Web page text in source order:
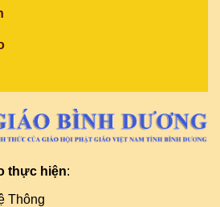
thực hiện:
Thông